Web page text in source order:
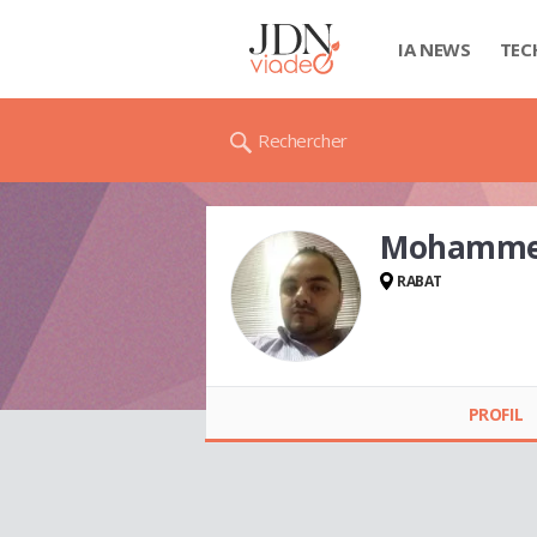
IA NEWS
Rechercher
BENDIABDELLAH
RABAT
PROFIL